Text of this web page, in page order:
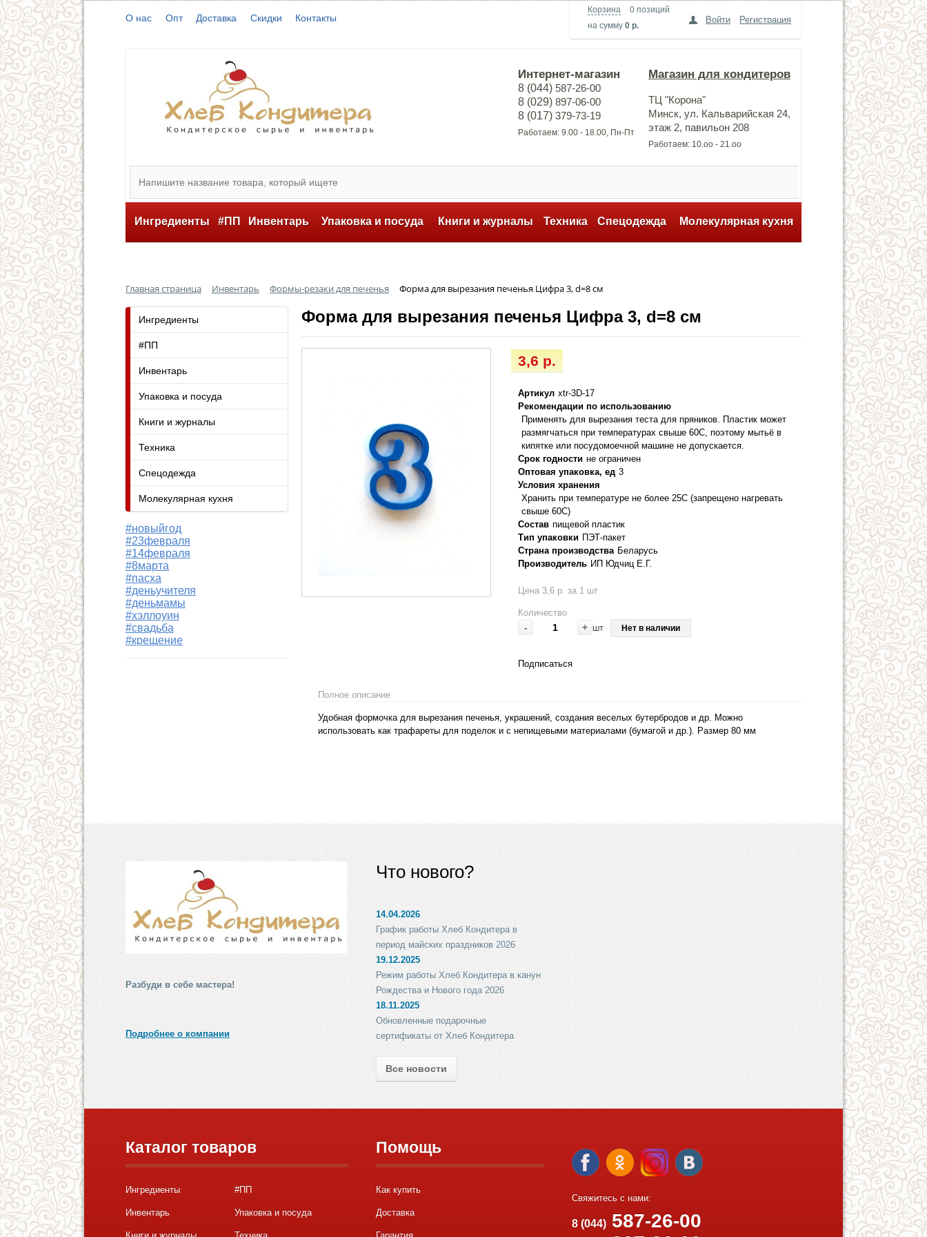
Корзина
0 позиций
на сумму 0 р.
Войти Регистрация
О нас Опт Доставка Скидки Контакты
Интернет-магазин
8 (044) 587-26-00
8 (029) 897-06-00
8 (017) 379-73-19
Работаем: 9.00 - 18.00, Пн-Пт
Магазин для кондитеров
ТЦ "Корона"
Минск, ул. Кальварийская 24,
этаж 2, павильон 208
Работаем: 10.оо - 21.оо
Ингредиенты #ПП Инвентарь Упаковка и посуда Книги и журналы Техника Спецодежда Молекулярная кухня
Главная страница Инвентарь Формы-резаки для печенья Форма для вырезания печенья Цифра 3, d=8 см
Форма для вырезания печенья Цифра 3, d=8 см
3,6 р.
Артикул xtr-3D-17
Рекомендации по использованию
Применять для вырезания теста для пряников. Пластик может
размягчаться при температурах свыше 60С, поэтому мытьё в
кипятке или посудомоечной машине не допускается.
Срок годности не ограничен
Оптовая упаковка, ед 3
Условия хранения
Хранить при температуре не более 25С (запрещено нагревать
свыше 60С)
Состав пищевой пластик
Тип упаковки ПЭТ-пакет
Страна производства Беларусь
Производитель ИП Юдчиц Е.Г.
Цена 3,6 р. за 1 шт
Количество
- + шт Нет в наличии
Подписаться
Полное описание
Удобная формочка для вырезания печенья, украшений, создания веселых бутербродов и др. Можно
использовать как трафареты для поделок и с непищевыми материалами (бумагой и др.). Размер 80 мм
Ингредиенты
#ПП
Инвентарь
Упаковка и посуда
Книги и журналы
Техника
Спецодежда
Молекулярная кухня
#новыйгод
#23февраля
#14февраля
#8марта
#пасха
#деньучителя
#деньмамы
#хэллоуин
#свадьба
#крещение
Разбуди в себе мастера!
Подробнее о компании
Что нового?
14.04.2026
График работы Хлеб Кондитера в
период майских праздников 2026
19.12.2025
Режим работы Хлеб Кондитера в канун
Рождества и Нового года 2026
18.11.2025
Обновленные подарочные
сертификаты от Хлеб Кондитера
Все новости
Каталог товаров
Ингредиенты #ПП
Инвентарь Упаковка и посуда
Книги и журналы Техника
Помощь
Как купить
Доставка
Гарантия
Свяжитесь с нами:
8 (044)587-26-00